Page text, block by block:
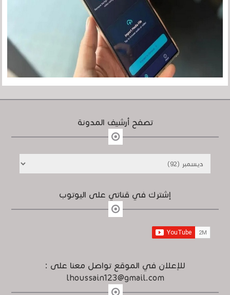
تصفح أرشيف المدونة
إشترك في قناتي على اليوتوب
للإعلان في الموقع تواصل معنا على :
lhoussain123@gmail.com